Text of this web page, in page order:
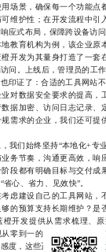
场景，确保每一个功能
维护性；在开发流程中
应式布局，保障跨设备访
育机构为例，该企业原
开发为其量身打造了一
问。上线后，管理员的工
印证了：合适的工具网站
数据安全要求的提高，
数据加密、访问日志记录
需求的企业，我们还可
们始终坚持“本地化+专
务节奏，沟通更高效，
段都有明确目标与交付
心、省力、见效快”。
建设自己的工具网站，
的预算支持长期维护？
橙开发提供从需求梳理、
零到一的数字化突破。
度，这些正是决定项目成